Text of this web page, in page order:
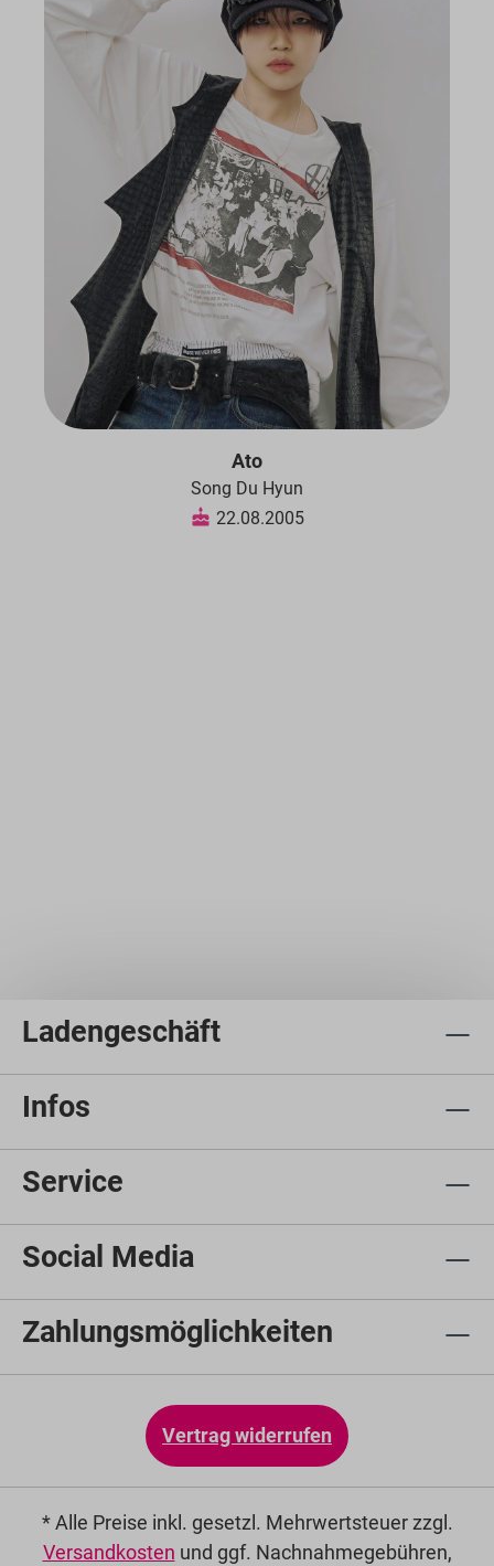
Ato
Song Du Hyun
22.08.2005
Ladengeschäft
Infos
Service
Social Media
Zahlungsmöglichkeiten
Vertrag widerrufen
* Alle Preise inkl. gesetzl. Mehrwertsteuer zzgl.
Versandkosten und ggf. Nachnahmegebühren,